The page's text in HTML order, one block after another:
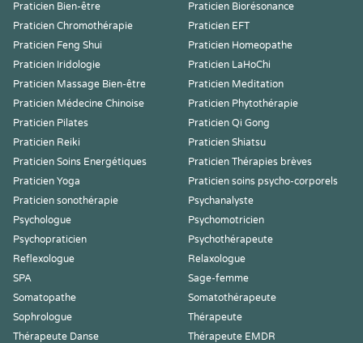
Praticien Bien-être
Praticien Biorésonance
Praticien Chromothérapie
Praticien EFT
Praticien Feng Shui
Praticien Homeopathe
Praticien Iridologie
Praticien LaHoChi
Praticien Massage Bien-être
Praticien Meditation
Praticien Médecine Chinoise
Praticien Phytothérapie
Praticien Pilates
Praticien Qi Gong
Praticien Reiki
Praticien Shiatsu
Praticien Soins Energétiques
Praticien Thérapies brèves
Praticien Yoga
Praticien soins psycho-corporels
Praticien sonothérapie
Psychanalyste
Psychologue
Psychomotricien
Psychopraticien
Psychothérapeute
Reflexologue
Relaxologue
SPA
Sage-femme
Somatopathe
Somatothérapeute
Sophrologue
Thérapeute
Thérapeute Danse
Thérapeute EMDR